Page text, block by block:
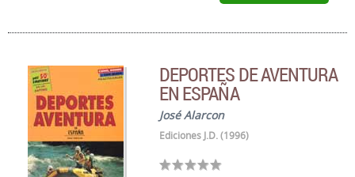
DEPORTES DE AVENTURA
EN ESPAÑA
José Alarcon
Ediciones J.D. (1996)